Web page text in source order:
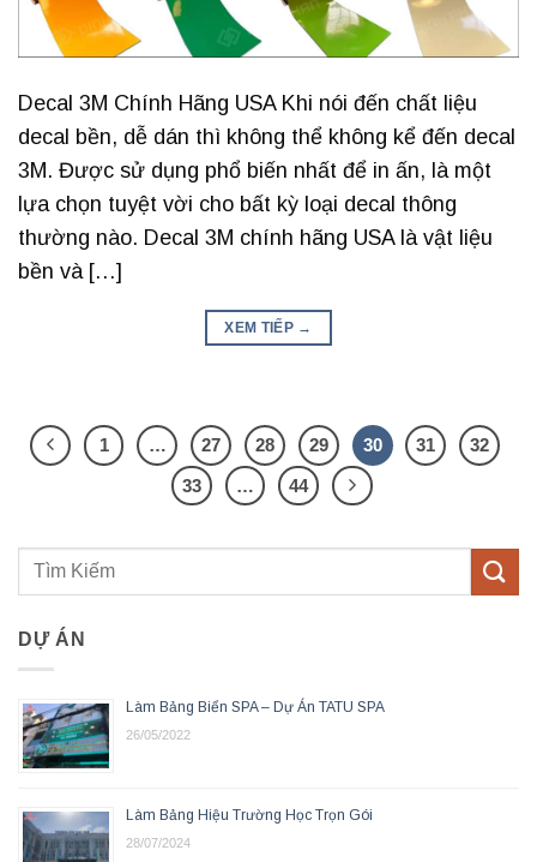
Decal 3M Chính Hãng USA Khi nói đến chất liệu
decal bền, dễ dán thì không thể không kể đến decal
3M. Được sử dụng phổ biến nhất để in ấn, là một
lựa chọn tuyệt vời cho bất kỳ loại decal thông
thường nào. Decal 3M chính hãng USA là vật liệu
bền và […]
XEM TIẾP →
1 … 27 28 29 30 31
32
33
… 44
DỰ ÁN
Làm Bảng Biển SPA – Dự Án TATU SPA
26/05/2022
Làm Bảng Hiệu Trường Học Trọn Gói
28/07/2024